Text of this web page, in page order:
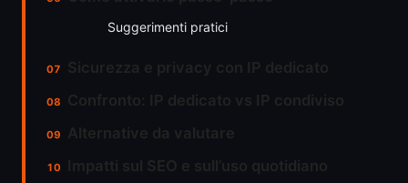
Suggerimenti pratici